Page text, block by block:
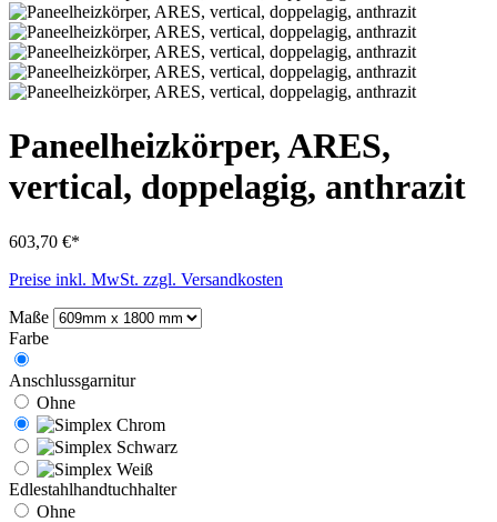
Paneelheizkörper, ARES,
vertical, doppelagig, anthrazit
603,70 €*
Preise inkl. MwSt. zzgl. Versandkosten
Maße
Farbe
Anschlussgarnitur
Ohne
Edlestahlhandtuchhalter
Ohne